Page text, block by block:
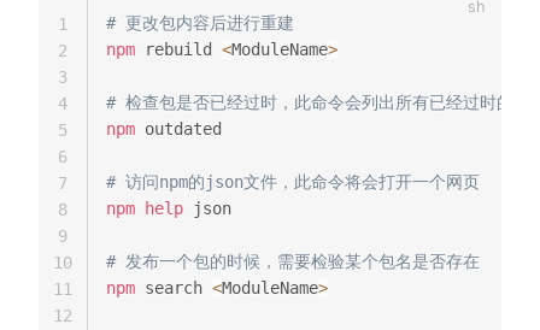
# 更改包内容后进行重建
npm rebuild <ModuleName>
# 检查包是否已经过时，此命令会列出所有已经过时的包
npm outdated
# 访问npm的json文件，此命令将会打开一个网页
npm
help json
# 发布一个包的时候，需要检验某个包名是否存在
npm search <ModuleName>
1
2
3
4
5
6
7
8
9
10
11
12